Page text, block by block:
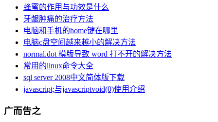
蜂蜜的作用与功效是什么
牙龈肿痛的治疗方法
电脑和手机的home键在哪里
电脑c盘空间越来越小的解决方法
normal.dot 模版导致 word 打不开的解决方法
常用的linux命令大全
sql server 2008中文简体版下载
javascript;与javascriptvoid(0)使用介绍
广而告之